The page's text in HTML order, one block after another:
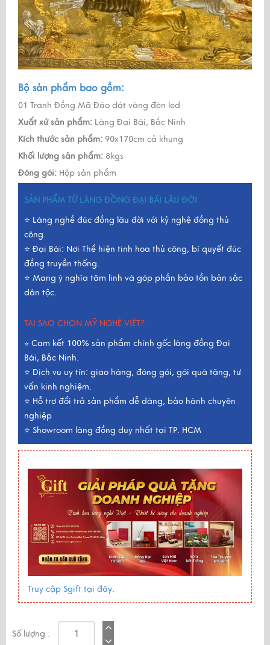
Bộ sản phẩm bao gồm:
01 Tranh Đồng Mã Đáo dát vàng đèn led
Xuất xứ sản phẩm: Làng Đại Bái, Bắc Ninh
Kích thước sản phẩm: 90x170cm cả khung
Khối lượng sản phẩm: 8kgs
Đóng gói: Hộp sản phẩm
SẢN PHẨM TỪ LÀNG ĐỒNG ĐẠI BÁI LÂU ĐỜI
⭐ Làng nghề đúc đồng lâu đời với kỷ nghệ đồng thủ
công.
⭐ Đại Bái: Nơi Thể hiện tinh hoa thủ công, bí quyết đúc
đồng truyền thống.
⭐ Mang ý nghĩa tâm linh và góp phần bảo tồn bản sắc
dân tộc.
TẠI SAO CHỌN MỸ NGHỆ VIỆT?
⭐ Cam kết 100% sản phẩm chính gốc làng đồng Đại
Bái, Bắc Ninh.
⭐ Dịch vụ uy tín: giao hàng, đóng gói, gói quà tặng, tư
vấn kinh nghiệm.
⭐ Hỗ trợ đổi trả sản phẩm dễ dàng, bảo hành chuyên
nghiệp
⭐ Showroom làng đồng duy nhất tại TP. HCM
Truy cập Sgift tại đây.
Số lượng :